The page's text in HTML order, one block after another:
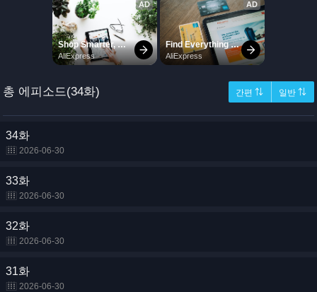
총 에피소드(34화) 간편 ⇅ 일반 ⇅
34화
2026-06-30
33화
2026-06-30
32화
2026-06-30
31화
2026-06-30